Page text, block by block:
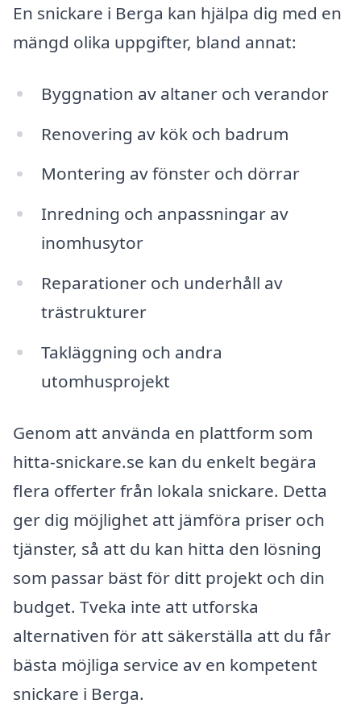
En snickare i Berga kan hjälpa dig med en
mängd olika uppgifter, bland annat:
Byggnation av altaner och verandor
Renovering av kök och badrum
Montering av fönster och dörrar
Inredning och anpassningar av
inomhusytor
Reparationer och underhåll av
trästrukturer
Takläggning och andra
utomhusprojekt
Genom att använda en plattform som
hitta-snickare.se kan du enkelt begära
flera offerter från lokala snickare. Detta
ger dig möjlighet att jämföra priser och
tjänster, så att du kan hitta den lösning
som passar bäst för ditt projekt och din
budget. Tveka inte att utforska
alternativen för att säkerställa att du får
bästa möjliga service av en kompetent
snickare i Berga.